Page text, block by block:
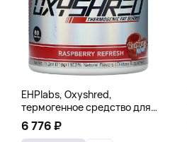
EHPlabs, Oxyshred,
термогенное средство для
сжигания жира, малиновое
освежение, 318 г (11,2 унции)
6 776 ₽